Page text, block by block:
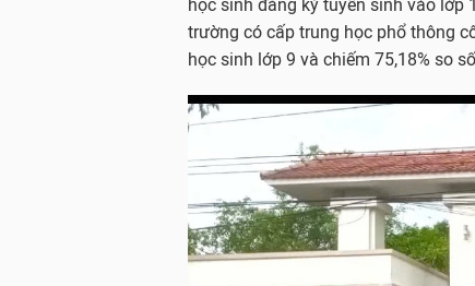
học sinh đăng ký tuyển sinh vào lớp
trường có cấp trung học phổ thông
học sinh lớp 9 và chiếm 75,18% so